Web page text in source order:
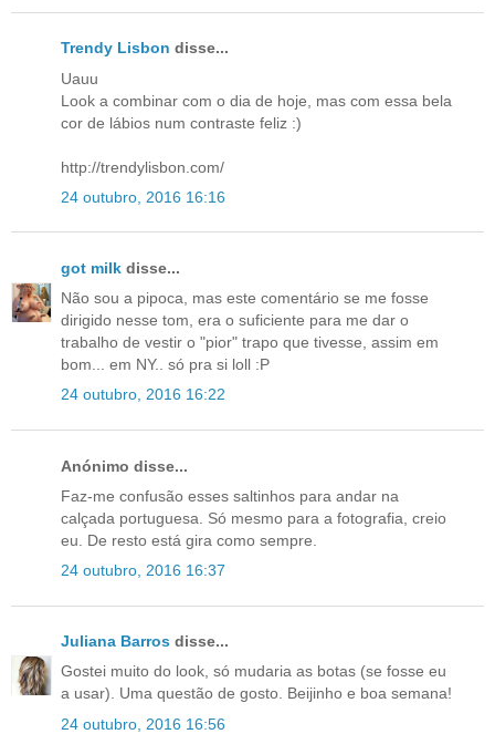
Trendy Lisbon disse...
Uauu
Look a combinar com o dia de hoje, mas com essa bela
cor de lábios num contraste feliz :)
http://trendylisbon.com/
24 outubro, 2016 16:16
got milk disse...
Não sou a pipoca, mas este comentário se me fosse
dirigido nesse tom, era o suficiente para me dar o
trabalho de vestir o "pior" trapo que tivesse, assim em
bom... em NY.. só pra si loll :P
24 outubro, 2016 16:22
Anónimo disse...
Faz-me confusão esses saltinhos para andar na
calçada portuguesa. Só mesmo para a fotografia, creio
eu. De resto está gira como sempre.
24 outubro, 2016 16:37
Juliana Barros disse...
Gostei muito do look, só mudaria as botas (se fosse eu
a usar). Uma questão de gosto. Beijinho e boa semana!
24 outubro, 2016 16:56